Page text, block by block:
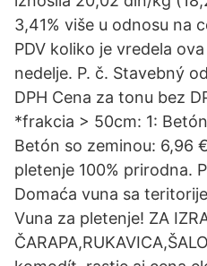
3,41% više u odnosu na
PDV koliko je vredela
nedelje. P. č. Stavebný
DPH Cena za tonu bez
*frakcia > 50cm: 1:
Betón so zeminou: 6,96
pletenje 100% prirodna.
Domaća vuna sa
Vuna za pletenje! ZA